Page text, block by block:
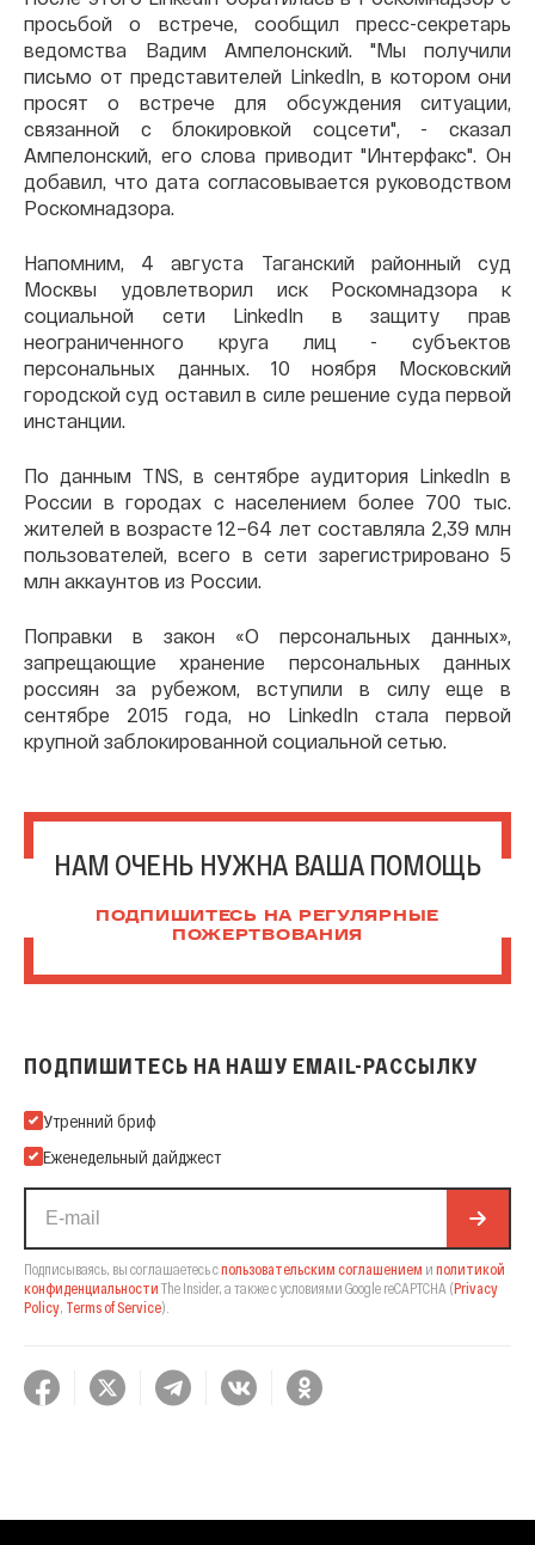
просьбой о встрече, сообщил пресс-секретарь
ведомства Вадим Ампелонский. "Мы получили
письмо от представителей LinkedIn, в котором они
просят о встрече для обсуждения ситуации,
связанной с блокировкой соцсети", - сказал
Ампелонский, его слова приводит "Интерфакс". Он
добавил, что дата согласовывается руководством
Роскомнадзора.
Напомним, 4 августа Таганский районный суд
Москвы удовлетворил иск Роскомнадзора к
социальной сети LinkedIn в защиту прав
неограниченного круга лиц - субъектов
персональных данных. 10 ноября Московский
городской суд оставил в силе решение суда первой
инстанции.
По данным TNS, в сентябре аудитория LinkedIn в
России в городах с населением более 700 тыс.
жителей в возрасте 12–64 лет составляла 2,39 млн
пользователей, всего в сети зарегистрировано 5
млн аккаунтов из России.
Поправки в закон «О персональных данных»,
запрещающие хранение персональных данных
россиян за рубежом, вступили в силу еще в
сентябре 2015 года, но LinkedIn стала первой
крупной заблокированной социальной сетью.
НАМ ОЧЕНЬ НУЖНА ВАША ПОМОЩЬ
ПОДПИШИТЕСЬ НА РЕГУЛЯРНЫЕ
ПОЖЕРТВОВАНИЯ
ПОДПИШИТЕСЬ НА НАШУ EMAIL-РАССЫЛКУ
Подпишитесь на нашу Email-рассылку
Утренний бриф
Еженедельный дайджест
Подписываясь, вы соглашаетесь спользовательским соглашением и политикой
конфиденциальности The Insider, а также с условиями Google reCAPTCHA (Privacy
Policy, Terms of Service).